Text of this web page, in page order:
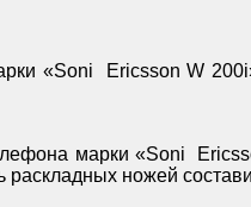
«Soni Ericsson W 200i
марки «Soni
раскладных ножей